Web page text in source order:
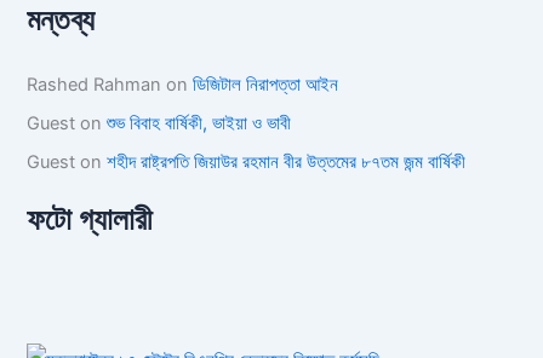
মন্তব্য
Rashed Rahman onডিজিটাল নিরাপত্তা আইন
Guest onশুভ বিবাহ বার্ষিকী, ভাইয়া ও ভাবী
Guest onশহীদ রাষ্ট্রপতি জিয়াউর রহমান বীর উত্তমের ৮৭তম জন্ম বার্ষিকী
ফটো গ্যালারী